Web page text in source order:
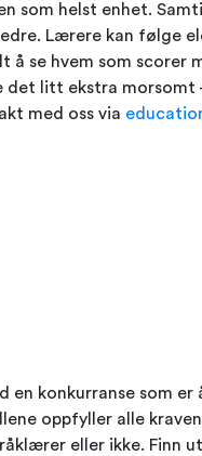
som helst enhet.
Lærere kan følge
å se hvem som scorer
det litt ekstra morsomt
med oss via
en konkurranse som er
oppfyller alle
eller ikke. Finn